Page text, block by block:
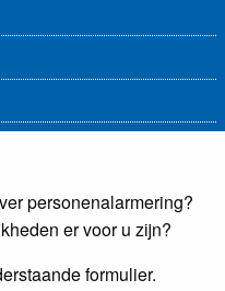
personenalarmering?
er voor u zijn?
formulier.